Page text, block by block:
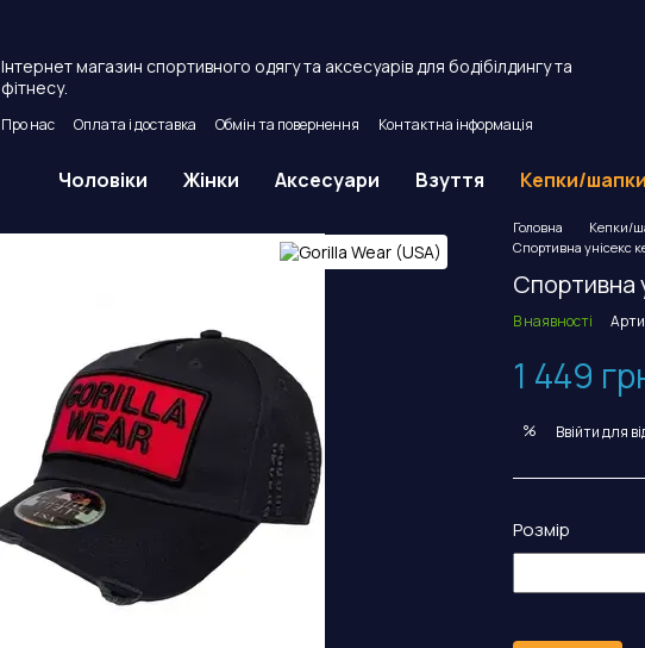
Інтернет магазин спортивного одягу та аксесуарів для бодібілдингу та
фітнесу.
Про нас Оплата і доставка Обмін та повернення
Контактна інформація
Чоловіки Жінки Аксесуари Взуття Кепки/шапки
Головна Кепки/
Спортивна унісекс
Спортивна
В наявності
1 449
% Ввійтидля
Розмір